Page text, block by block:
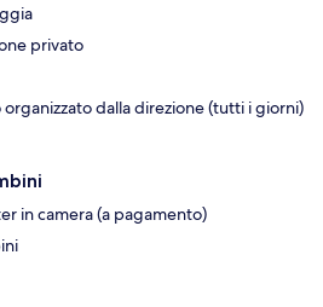
privato
dalla direzione (tutti i giorni)
in camera (a pagamento)